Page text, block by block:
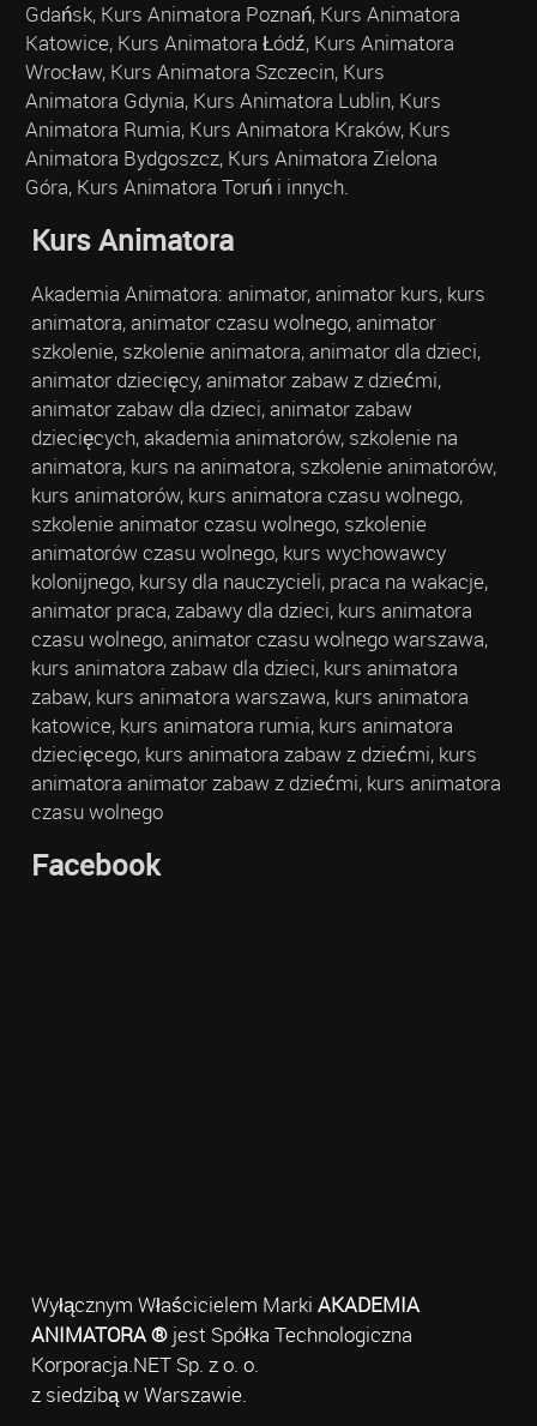
Gdańsk, Kurs Animatora Poznań, Kurs Animatora
Katowice, Kurs Animatora Łódź, Kurs Animatora
Wrocław, Kurs Animatora Szczecin, Kurs
Animatora Gdynia, Kurs Animatora Lublin, Kurs
Animatora Rumia, Kurs Animatora Kraków, Kurs
Animatora Bydgoszcz, Kurs Animatora Zielona
Góra, Kurs Animatora Toruń i innych.
Kurs Animatora
Akademia Animatora: animator, animator kurs, kurs
animatora, animator czasu wolnego, animator
szkolenie, szkolenie animatora, animator dla dzieci,
animator dziecięcy, animator zabaw z dziećmi,
animator zabaw dla dzieci, animator zabaw
dziecięcych, akademia animatorów, szkolenie na
animatora, kurs na animatora, szkolenie animatorów,
kurs animatorów, kurs animatora czasu wolnego,
szkolenie animator czasu wolnego, szkolenie
animatorów czasu wolnego, kurs wychowawcy
kolonijnego, kursy dla nauczycieli, praca na wakacje,
animator praca, zabawy dla dzieci, kurs animatora
czasu wolnego, animator czasu wolnego warszawa,
kurs animatora zabaw dla dzieci, kurs animatora
zabaw, kurs animatora warszawa, kurs animatora
katowice, kurs animatora rumia, kurs animatora
dziecięcego, kurs animatora zabaw z dziećmi, kurs
animatora animator zabaw z dziećmi, kurs animatora
czasu wolnego
Facebook
Wyłącznym Właścicielem Marki AKADEMIA
ANIMATORA ®jest Spółka Technologiczna
Korporacja.NET Sp. z o. o.
z siedzibą w Warszawie.